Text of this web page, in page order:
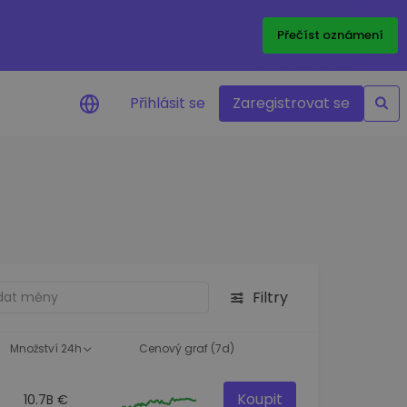
Přečíst oznámení
Přihlásit se Zaregistrovat se
Filtry
Množství 24h Cenový graf (7d)
10.7B € Koupit